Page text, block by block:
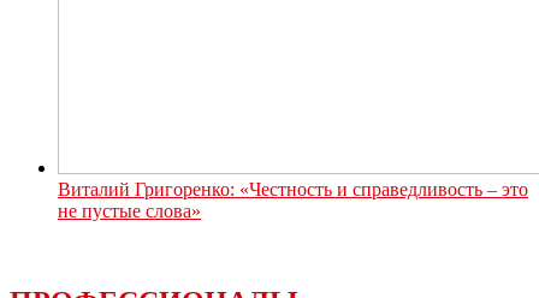
Виталий Григоренко: «Честность и справедливость – это
не пустые слова»